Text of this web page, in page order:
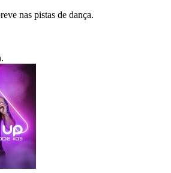
nas pistas de dança.